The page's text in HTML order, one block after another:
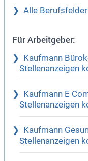
Alle Berufsfelder
Für Arbeitgeber:
Kaufmann
Stellenanzeigen
Kaufmann E
Stellenanzeigen
Kaufmann
Stellenanzeigen